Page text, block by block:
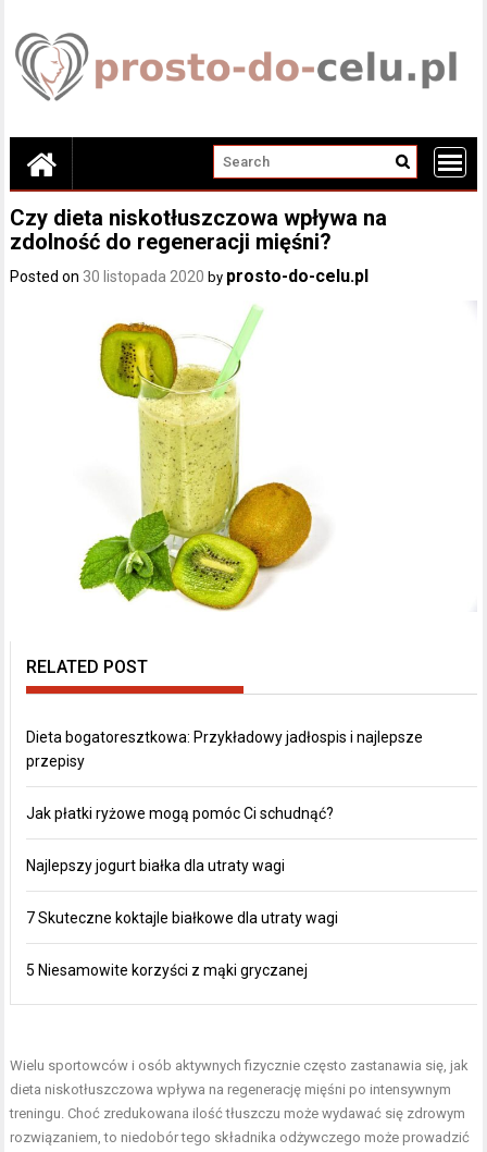
content
Czy dieta niskotłuszczowa wpływa na
zdolność do regeneracji mięśni?
Posted on 30 listopada 2020 by prosto-do-celu.pl
RELATED POST
Dieta bogatoresztkowa: Przykładowy jadłospis i najlepsze
przepisy
Jak płatki ryżowe mogą pomóc Ci schudnąć?
Najlepszy jogurt białka dla utraty wagi
7 Skuteczne koktajle białkowe dla utraty wagi
5 Niesamowite korzyści z mąki gryczanej
Wielu sportowców i osób aktywnych fizycznie często zastanawia się, jak
dieta niskotłuszczowa wpływa na regenerację mięśni po intensywnym
treningu. Choć zredukowana ilość tłuszczu może wydawać się zdrowym
rozwiązaniem, to niedobór tego składnika odżywczego może prowadzić